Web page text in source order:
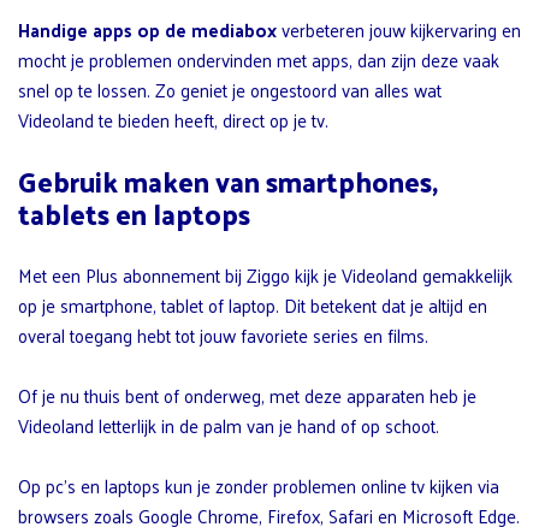
Handige apps op de mediaboxverbeteren jouw kijkervaring en
mocht je problemen ondervinden met apps, dan zijn deze vaak
snel op te lossen. Zo geniet je ongestoord van alles wat
Videoland te bieden heeft, direct op je tv.
Gebruik maken van smartphones,
tablets en laptops
Met een Plus abonnement bij Ziggo kijk je Videoland gemakkelijk
op je smartphone, tablet of laptop. Dit betekent dat je altijd en
overal toegang hebt tot jouw favoriete series en films.
Of je nu thuis bent of onderweg, met deze apparaten heb je
Videoland letterlijk in de palm van je hand of op schoot.
Op pc’s en laptops kun je zonder problemen online tv kijken via
browsers zoals Google Chrome, Firefox, Safari en Microsoft Edge.